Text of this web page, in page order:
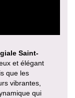
Saint-
et élégant
que les
vibrantes,
qui